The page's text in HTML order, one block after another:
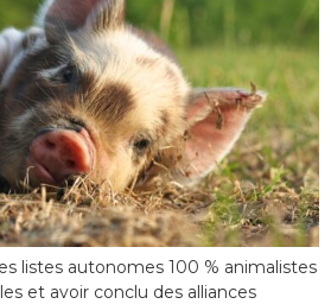
listes autonomes 100 % animalistes
et avoir conclu des alliances